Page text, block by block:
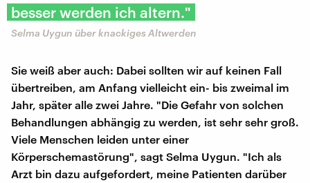
besser werden ich altern."
Selma Uygun über knackiges Altwerden
Sie weiß aber auch: Dabei sollten wir auf keinen Fall
übertreiben, am Anfang vielleicht ein- bis zweimal im
Jahr, später alle zwei Jahre. "Die Gefahr von solchen
Behandlungen abhängig zu werden, ist sehr sehr groß.
Viele Menschen leiden unter einer
Körperschemastörung", sagt Selma Uygun. "Ich als
Arzt bin dazu aufgefordert, meine Patienten darüber